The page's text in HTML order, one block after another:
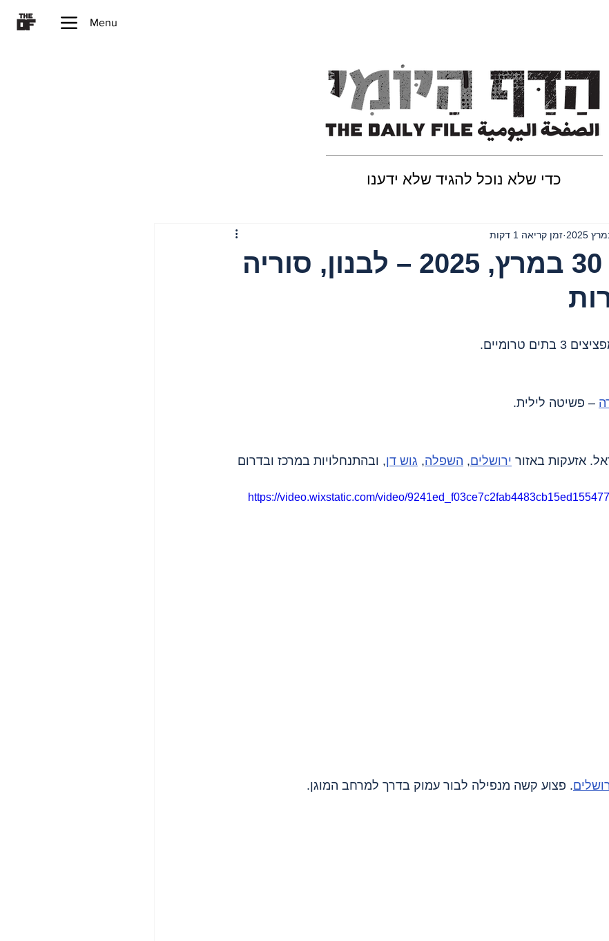
Menu
כדי שלא נוכל להגיד שלא ידענו
יום ראשון, 30 במרץ, 2025 – לבנון, סוריה
זמן קריאה 1 דקות
טרומיים.
– פשיטה לילית.
ירושלים, השפלה, גוש דן, ובהתנחלויות במרכז ובדרום
https://video.wixstatic.com/video/
. פצוע קשה מנפילה לבור עמוק בדרך למרחב המוגן.